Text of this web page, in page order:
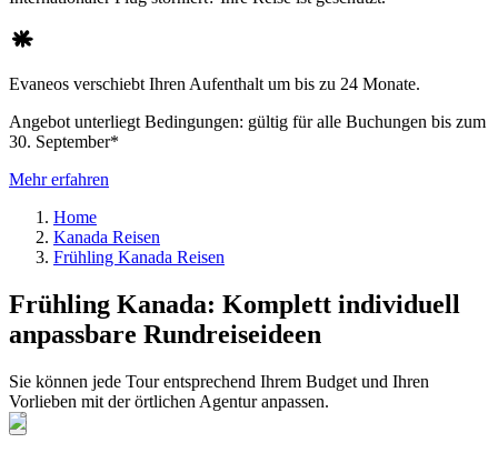
Evaneos verschiebt Ihren Aufenthalt um bis zu 24 Monate.
Angebot unterliegt Bedingungen: gültig für alle Buchungen bis zum
30. September*
Mehr erfahren
Home
Kanada Reisen
Frühling Kanada Reisen
Frühling Kanada: Komplett individuell
anpassbare Rundreiseideen
Sie können jede Tour entsprechend Ihrem Budget und Ihren
Vorlieben mit der örtlichen Agentur anpassen.